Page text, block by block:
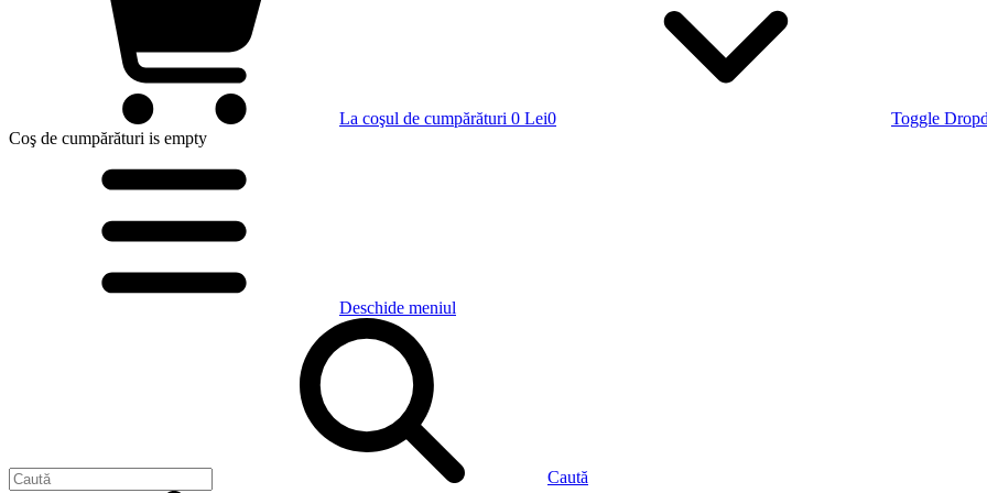
La coşul de cumpărături 0 Lei0
Toggle
Coş de cumpărături is empty
Deschide meniul
Caută